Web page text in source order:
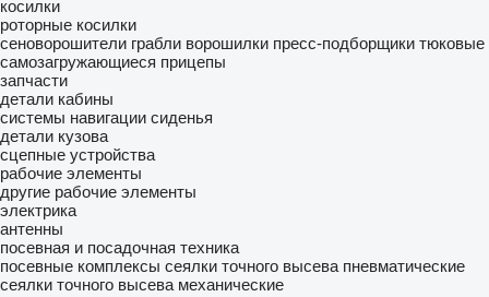
косилки
роторные косилки
сеноворошители грабли ворошилки пресс-подборщики тюковые
самозагружающиеся прицепы
запчасти
детали кабины
системы навигации сиденья
детали кузова
сцепные устройства
рабочие элементы
другие рабочие элементы
электрика
антенны
посевная и посадочная техника
посевные комплексы сеялки точного высева пневматические
сеялки точного высева механические